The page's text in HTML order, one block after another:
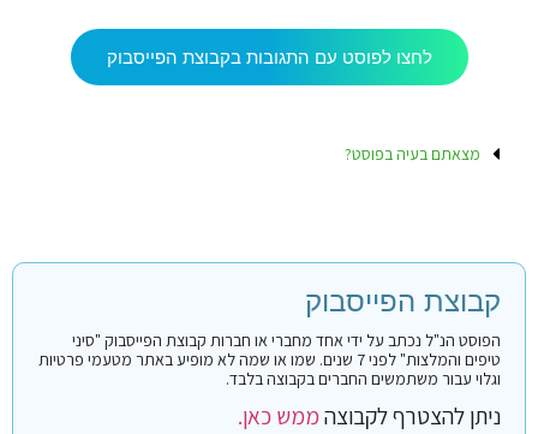
לחצו לפוסט עם התגובות בקבוצת הפייסבוק
מצאתם בעיה בפוסט?
קבוצת הפייסבוק
הפוסט הנ"ל נכתב על ידי אחד מחברי או חברות קבוצת הפייסבוק "סיני
טיפים והמלצות" לפני 7 שנים. שמו או שמה לא מופיע באתר מטעמי פרטיות
וגלוי עבור משתמשים החברים בקבוצה בלבד.
ניתן להצטרף לקבוצהממש כאן.